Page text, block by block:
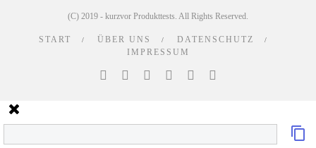
(C) 2019 - kurzvor Produkttests. All Rights Reserved.
START ÜBER UNS
DATENSCHUTZ
IMPRESSUM